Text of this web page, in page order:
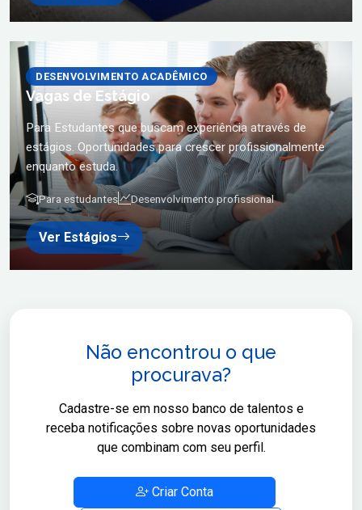
DESENVOLVIMENTO ACADÊMICO
Vagas de Estágio
Para Estudantes que buscam experiência através de
estágios. Oportunidades para crescer profissionalmente
enquanto estuda.
Para estudantes Desenvolvimento profissional
Ver Estágios
Não encontrou o que
procurava?
Cadastre-se em nosso banco de talentos e
receba notificações sobre novas oportunidades
que combinam com seu perfil.
Criar Conta